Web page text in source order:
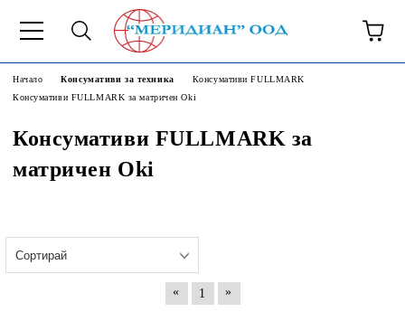
Начало Консумативи за техника
Консумативи FULLMARK
Консумативи FULLMARK за матричен Oki
Консумативи FULLMARK за
матричен Oki
« 1 »